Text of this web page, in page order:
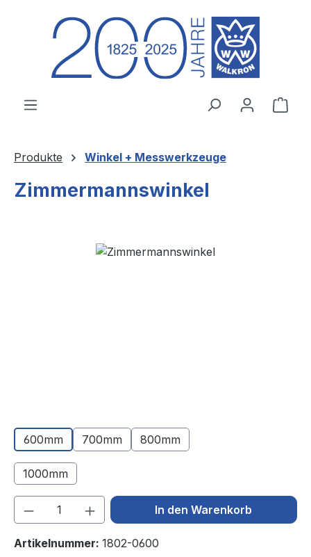
Zum Hauptinhalt springen
Produkte Winkel + Messwerkzeuge
Zimmermannswinkel
Bildergalerie überspringen
600mm 700mm 800mm
1000mm
(Diese Option ist zurzeit nicht verfügbar.)
Produkt Anzahl: Gib denIn den Warenkorb
Artikelnummer: 1802-0600